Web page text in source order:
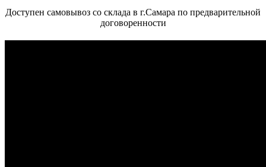
Доступен самовывоз со склада в г.Самара по предварительной
договоренности